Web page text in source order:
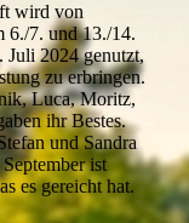
wird von
6./7. und 13./14.
Juli 2024 genutzt,
zu erbringen.
Luca, Moritz,
ihr Bestes.
und Sandra
ist
es gereicht hat.